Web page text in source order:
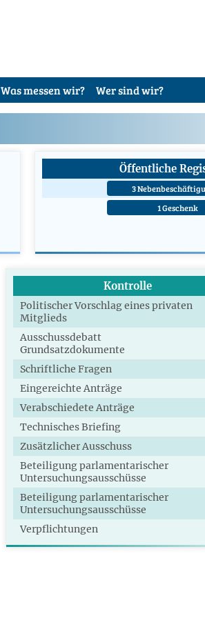
Was messen wir? Wer sind wir?
Öffentliche
3
1 Geschenk
Kontrolle
Politischer Vorschlag eines privaten
Mitglieds
Ausschussdebatt
Grundsatzdokumente
Schriftliche Fragen
Eingereichte Anträge
Verabschiedete Anträge
Technisches Briefing
Zusätzlicher Ausschuss
Beteiligung parlamentarischer
Untersuchungsausschüsse
Beteiligung parlamentarischer
Untersuchungsausschüsse
Verpflichtungen